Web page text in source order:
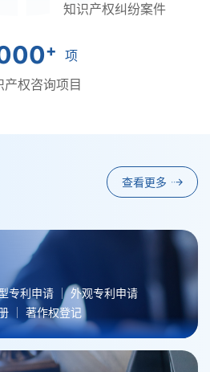
知识产权纠纷案件
项
产权咨询项目
查看更多
专利申请
外观专利申请
著作权登记